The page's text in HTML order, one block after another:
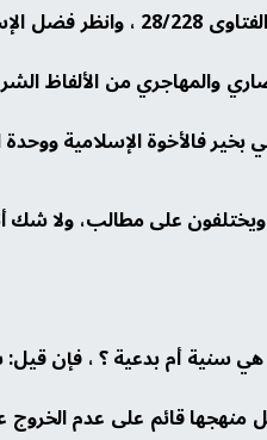
من نسب أو بلد أو جنس ، أو مذهب أو طريقة ، فهو
أن الأنصاري والمهاجري من
بخير فالأخوة الإسلامية
على مطالب، ولا شك
سنية أم بدعية ؟ ، فإن
قائم على عدم الخروج